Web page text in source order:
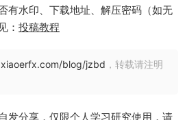
有水印、下载地址、解压密码（如无
： 投稿教程
blog/jzbd ，转载请注明
发分享，仅限个人学习研究使用，请